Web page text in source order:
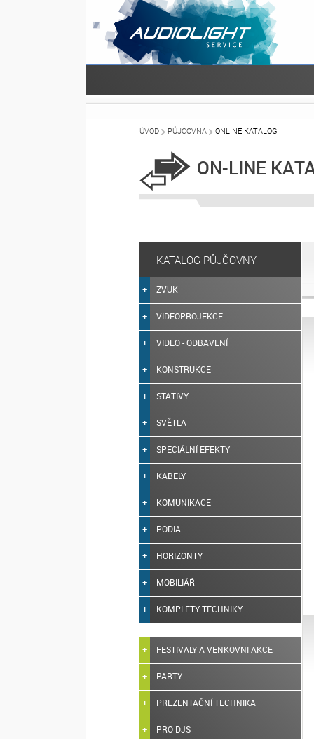
ÚVOD PŮJČOVNA ONLINE KATALOG
ON-LINE
KATALOG PŮJČOVNY
ZVUK
VIDEOPROJEKCE
VIDEO - ODBAVENÍ
KONSTRUKCE
STATIVY
SVĚTLA
SPECIÁLNÍ EFEKTY
KABELY
KOMUNIKACE
PODIA
HORIZONTY
MOBILIÁŘ
KOMPLETY TECHNIKY
FESTIVALY A VENKOVNI AKCE
PARTY
PREZENTAČNÍ TECHNIKA
PRO DJS